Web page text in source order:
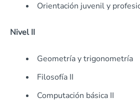
Orientación juvenil y
Nivel II
Geometría y trigonometría
Filosofía II
Computación básica II